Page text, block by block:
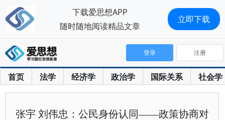
首页 法学 经济学 政治学 国际关系 社会学
登录 注册
张宇 刘伟忠：公民身份认同——政策协商对
下载爱思想APP
随时随地阅读精品文章
立即下载